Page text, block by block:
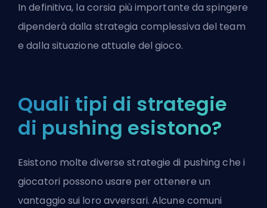
In definitiva, la corsia più importante da spingere
dipenderà dalla strategia complessiva del team
e dalla situazione attuale del gioco.
Quali tipi di strategie
di pushing esistono?
Esistono molte diverse strategie di pushing che i
giocatori possono usare per ottenere un
vantaggio sui loro avversari. Alcune comuni